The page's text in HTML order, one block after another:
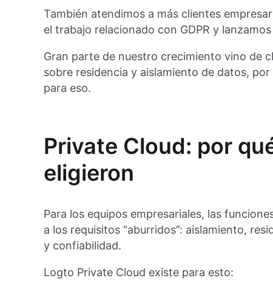
También atendimos a más clientes
el trabajo relacionado con GDPR y
Gran parte de nuestro crecimiento vino de
sobre residencia y aislamiento de datos,
para eso.
Private Cloud: por
eligieron
Para los equipos empresariales, las
a los requisitos “aburridos”: aislamiento,
y confiabilidad.
Logto Private Cloud existe para esto: